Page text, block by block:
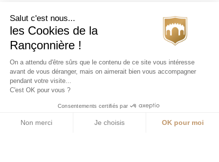
Salut c'est nous...
les Cookies de la
Rançonnière !
On a attendu d'être sûrs que le contenu de ce site vous intéresse
avant de vous déranger, mais on aimerait bien vous accompagner
pendant votre visite...
C'est OK pour vous ?
Consentements certifiés par
Non merci Je choisis OK pour moi